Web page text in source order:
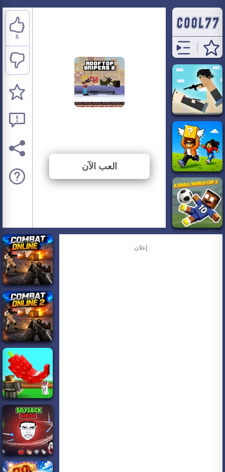
العب الآن
5
إعلان